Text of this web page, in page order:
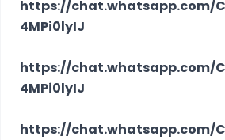
https://chat.whatsapp.com/
4MPi0lyIJ
https://chat.whatsapp.com/
4MPi0lyIJ
https://chat.whatsapp.com/